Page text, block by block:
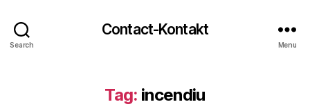
Search
Contact-Kontakt
Menu
Tag: incendiu